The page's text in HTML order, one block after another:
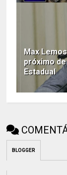
Max
próximo
Estadual
BLOGGER